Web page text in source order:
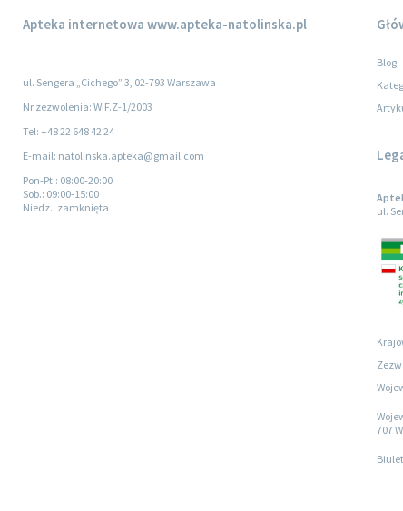
Apteka internetowa www.apteka-natolinska.pl
ul. Sengera „Cichego” 3, 02-793 Warszawa
Nr zezwolenia: WIF.Z-1/2003
Tel: +48 22 648 42 24
E-mail: natolinska.apteka@gmail.com
Pon-Pt.: 08:00-20:00
Sob.: 09:00-15:00
Niedz.: zamknięta
Blog
ul.
707